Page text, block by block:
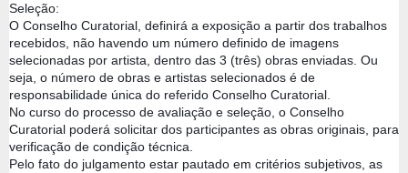
Seleção:
O Conselho Curatorial, definirá a exposição a partir dos trabalhos
recebidos, não havendo um número definido de imagens
selecionadas por artista, dentro das 3 (três) obras enviadas. Ou
seja, o número de obras e artistas selecionados é de
responsabilidade única do referido Conselho Curatorial.
No curso do processo de avaliação e seleção, o Conselho
Curatorial poderá solicitar dos participantes as obras originais, para
verificação de condição técnica.
Pelo fato do julgamento estar pautado em critérios subjetivos, as